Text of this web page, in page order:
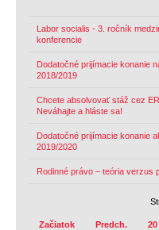
Labor socialis - 3. ročník
konferencie
Dodatočné prijímacie konanie
2018/2019
Chcete absolvovať stáž cez
Neváhajte a hláste sa!
Dodatočné prijímacie konanie
2019/2020
Rodinné právo – teória verzus
Začiatok Predch. 20